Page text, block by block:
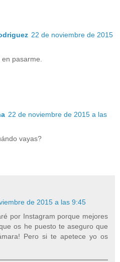
22 de noviembre de 2015
pasarme.
22 de noviembre de 2015 a las
vayas?
de 2015 a las 9:45
por Instagram porque mejores
os he puesto te aseguro que
Pero si te apetece yo os